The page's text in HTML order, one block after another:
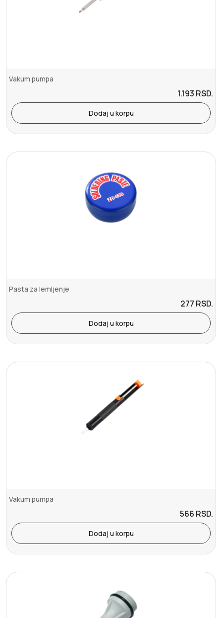
Vakum pumpa
1.193 RSD.
Dodaj u korpu
Pasta za lemljenje
277 RSD.
Dodaj u korpu
Vakum pumpa
566 RSD.
Dodaj u korpu